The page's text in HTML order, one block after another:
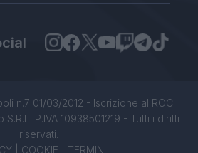
n.7 01/03/2012 - Iscrizione al ROC:
P.IVA 10938501219 - Tutti i diritti
riservati.
| COOKIE TERMINI